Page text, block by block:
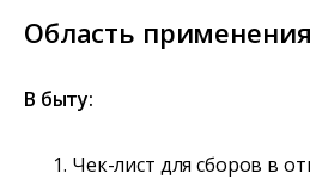
Область применения
В быту:
Чек-лист для сборов в